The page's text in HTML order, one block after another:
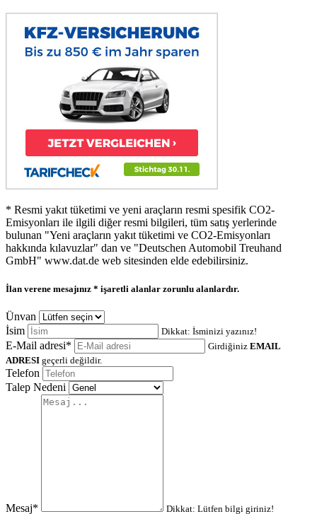
* Resmi yakıt tüketimi ve yeni araçların resmi spesifik CO2-
Emisyonları ile ilgili diğer resmi bilgileri, tüm satış yerlerinde
bulunan "Yeni araçların yakıt tüketimi ve CO2-Emisyonları
hakkında kılavuzlar" dan ve "Deutschen Automobil Treuhand
GmbH" www.dat.de web sitesinden elde edebilirsiniz.
İlan verene mesajınız * işaretli alanlar zorunlu alanlardır.
Ünvan
İsim
Dikkat: İsminizi yazınız!
E-Mail adresi* Girdiğiniz EMAIL
ADRESI geçerli değildir.
Telefon
Talep Nedeni
Mesaj* Dikkat: Lütfen bilgi giriniz!